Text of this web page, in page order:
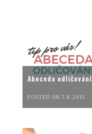
Abeceda odličování
POSTED ON 7.8.2015